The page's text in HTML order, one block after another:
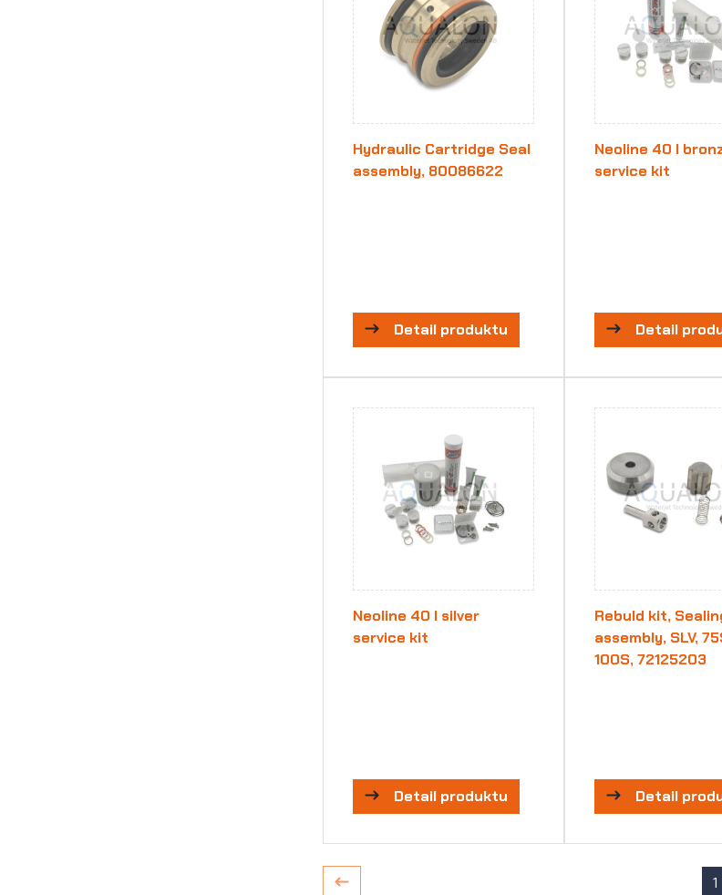
Hydraulic Cartridge Seal
assembly, 80086622
Detail produktu
Neoline 40 I
service kit
Detail
Neoline 40 I silver
service kit
Detail produktu
Rebuld kit,
assembly, SLV,
100S, 72125203
Detail
1